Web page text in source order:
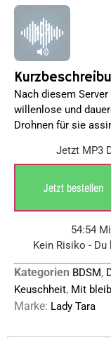
basierend
Kundenbewertungen
Nach diesem
willenlose und
Drohnen für sie
Jetzt MP3
Jetzt bestellen
54:54
Kein Risiko -
Kategorien BDSM,
Keuschheit, Mit
Marke: Lady Tara